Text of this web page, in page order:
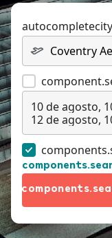
10 de agosto,
12 de agosto,